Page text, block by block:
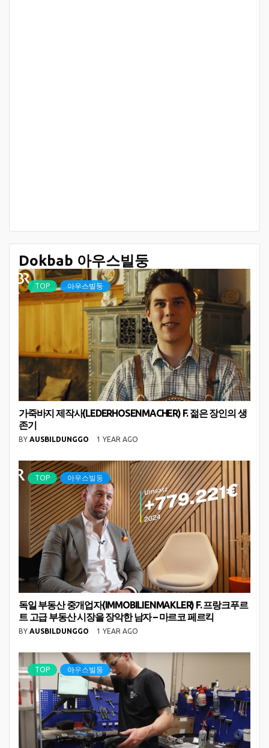
Dokbab 아우스빌둥
TOP 아우스빌둥
가죽바지 제작사(LEDERHOSENMACHER) F. 젊은 장인의 생
존기
BY AUSBILDUNGGO 1 YEAR AGO
TOP 아우스빌둥
독일 부동산 중개업자(IMMOBILIENMAKLER) F. 프랑크푸르
트 고급 부동산 시장을 장악한 남자 – 마르코 페르킥
BY AUSBILDUNGGO 1 YEAR AGO
TOP 아우스빌둥